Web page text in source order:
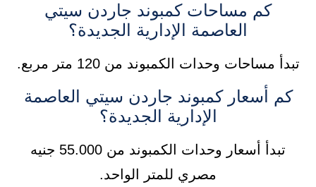
كم مساحات كمبوند جاردن سيتي
العاصمة الإدارية الجديدة؟
تبدأ مساحات وحدات الكمبوند من 120 متر مربع.
كم أسعار كمبوند جاردن سيتي العاصمة
الإدارية الجديدة؟
تبدأ أسعار وحدات الكمبوند من 55.000 جنيه
مصري للمتر الواحد.